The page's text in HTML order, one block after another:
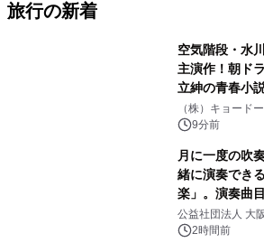
旅行の新着
空気階段・水
主演作！朝ド
立紳の青春小
マジで来い』
（株）キョード
9分前
月に一度の吹
緒に演奏でき
楽」。演奏曲
公益社団法人 大
2時間前